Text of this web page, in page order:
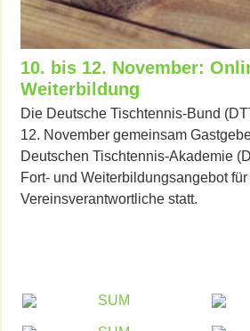
10. bis 12. November:
Weiterbildung
Die Deutsche Tischtennis-Bund
12. November gemeinsam
Deutschen Tischtennis-Akademie
Fort- und Weiterbildungsangebot
Vereinsverantwortliche statt.